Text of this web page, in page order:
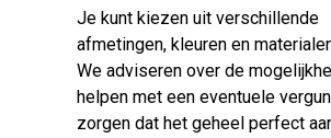
Je kunt kiezen uit verschillende
afmetingen, kleuren en
We adviseren over de
helpen met een eventuele
zorgen dat het geheel perfect